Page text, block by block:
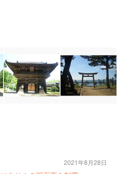
2021年8月28日